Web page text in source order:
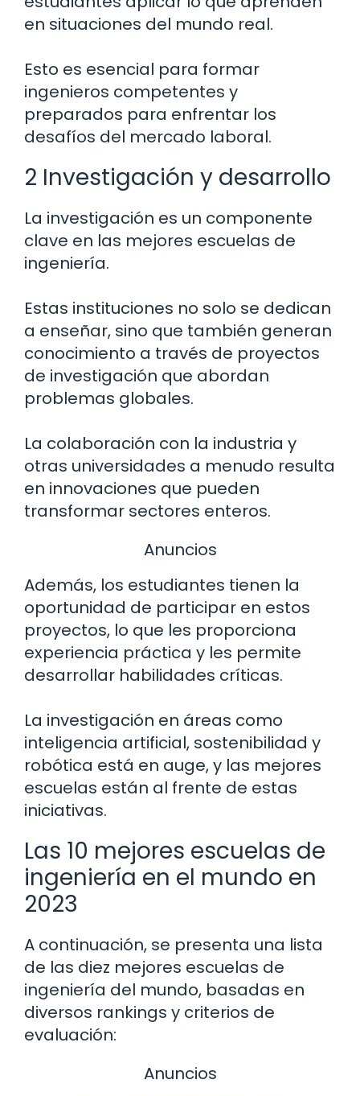
en situaciones del mundo real.
Esto es esencial para formar
ingenieros competentes y
preparados para enfrentar los
desafíos del mercado laboral.
2 Investigación y desarrollo
La investigación es un componente
clave en las mejores escuelas de
ingeniería.
Estas instituciones no solo se dedican
a enseñar, sino que también generan
conocimiento a través de proyectos
de investigación que abordan
problemas globales.
La colaboración con la industria y
otras universidades a menudo resulta
en innovaciones que pueden
transformar sectores enteros.
Anuncios
Además, los estudiantes tienen la
oportunidad de participar en estos
proyectos, lo que les proporciona
experiencia práctica y les permite
desarrollar habilidades críticas.
La investigación en áreas como
inteligencia artificial, sostenibilidad y
robótica está en auge, y las mejores
escuelas están al frente de estas
iniciativas.
Las 10 mejores escuelas de
ingeniería en el mundo en
2023
A continuación, se presenta una lista
de las diez mejores escuelas de
ingeniería del mundo, basadas en
diversos rankings y criterios de
evaluación:
Anuncios